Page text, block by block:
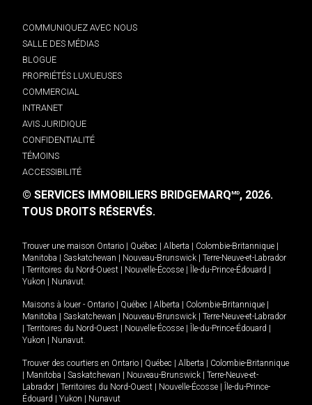
COMMUNIQUEZ AVEC NOUS
SALLE DES MÉDIAS
BLOGUE
PROPRIÉTÉS LUXUEUSES
COMMERCIAL
INTRANET
AVIS JURIDIQUE
CONFIDENTIALITÉ
TÉMOINS
ACCESSIBILITÉ
© SERVICES IMMOBILIERS BRIDGEMARQMD, 2026.
TOUS DROITS RÉSERVÉS.
Trouver une maison Ontario Québec Alberta Colombie-Britannique
Manitoba
Saskatchewan Nouveau-Brunswick
Terre-Neuve-et-Labrador
Territoires du Nord-Ouest Nouvelle-Écosse Île-du-Prince-Édouard
Yukon
Nunavut.
Maisons à louer - Ontario Québec Alberta Colombie-Britannique
Manitoba
Saskatchewan Nouveau-Brunswick
Terre-Neuve-et-Labrador
Territoires du Nord-Ouest Nouvelle-Écosse Île-du-Prince-Édouard
Yukon
Nunavut.
Trouver des courtiers en Ontario Québec Alberta
Colombie-Britannique
Manitoba Saskatchewan Nouveau-Brunswick
Terre-Neuve-et-
Labrador
Territoires du Nord-Ouest Nouvelle-Écosse
Île-du-Prince-
Édouard
Yukon Nunavut